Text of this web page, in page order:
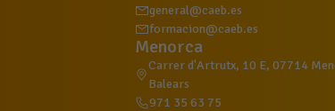
general@caeb.es
formacion@caeb.es
Menorca
Carrer d'Artrutx, 10 E, 07714
Balears
971 35 63 75